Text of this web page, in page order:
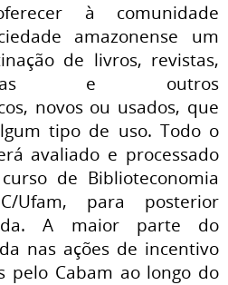
à comunidade
amazonense um
de livros, revistas,
e outros
novos ou usados, que
tipo de uso. Todo o
avaliado e processado
de Biblioteconomia
Ufam, para posterior
A maior parte do
nas ações de incentivo
pelo Cabam ao longo do